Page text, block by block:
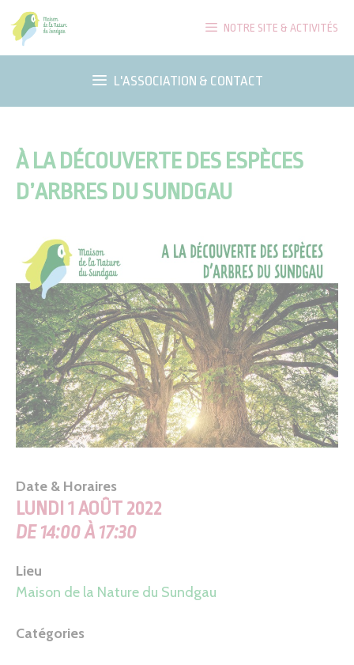
Aller
au
contenu
NOTRE SITE & ACTIVITÉS
L'ASSOCIATION & CONTACT
À LA DÉCOUVERTE DES ESPÈCES
D’ARBRES DU SUNDGAU
Date & Horaires
LUNDI 1 AOÛT 2022
DE 14:00 À 17:30
Lieu
Maison de la Nature du Sundgau
Catégories